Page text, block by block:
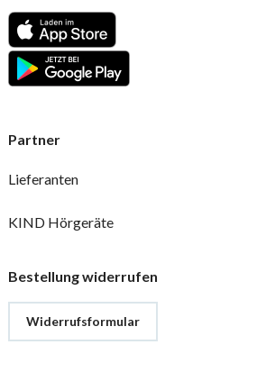
Partner
Lieferanten
KIND Hörgeräte
Bestellung widerrufen
Widerrufsformular